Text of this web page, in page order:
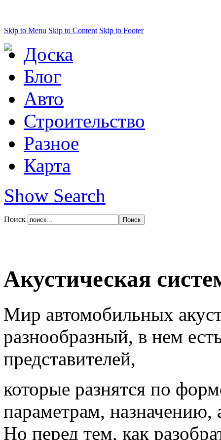
Skip to Menu Skip to Content Skip to Footer
Доска
Блог
Авто
Строительство
Разное
Карта
Show Search
Поиск
Акустическая
Мир автомобильных
разнообразный, в нем
представителей,
которые разнятся по
параметрам, назначению,
Но перед тем, как